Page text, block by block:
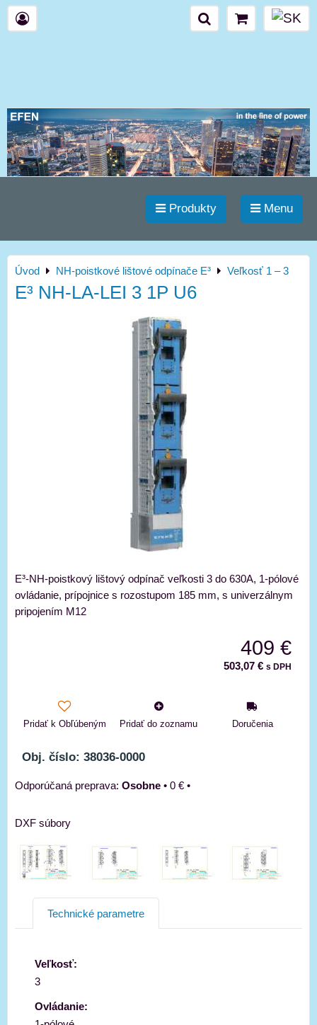
Produkty Menu
Úvod NH-poistkové lištové odpínače E³ Veľkosť 1 – 3
E³ NH-LA-LEI 3 1P U6
E³-NH-poistkový lištový odpínač veľkosti 3 do 630A, 1-pólové
ovládanie, prípojnice s rozostupom 185 mm, s univerzálnym
pripojením M12
409 €
503,07 € s DPH
Pridať k Obľúbeným Pridať do zoznamu Doručenia
Obj. číslo: 38036-0000
Osobne • 0 € •
DXF súbory
Technické parametre
Veľkosť:
3
Ovládanie: